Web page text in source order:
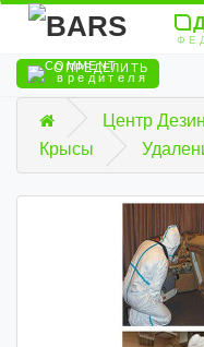
ОПРЕДЕЛИТЬ
вредителя
Центр
Крысы